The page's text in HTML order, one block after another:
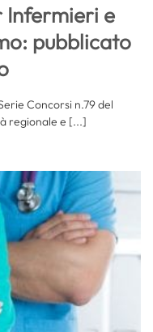
Infermieri e
pubblicato
Concorsi n.79 del
regionale e [...]